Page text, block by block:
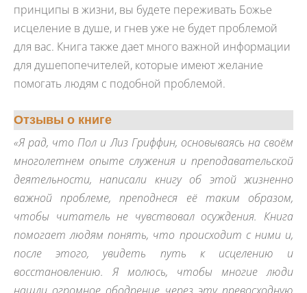
принципы в жизни, вы будете переживать Божье
исцеление в душе, и гнев уже не будет проблемой
для вас. Книга также дает много важной информации
для душепопечителей, которые имеют желание
помогать людям с подобной проблемой.
Отзывы о книге
«Я рад, что Пол и Лиз Гриффин, основываясь на своём
многолетнем опыте служения и преподавательской
деятельности, написали книгу об этой жизненно
важной проблеме, преподнеся её таким образом,
чтобы читатель не чувствовал осуждения. Книга
помогает людям понять, что происходит с ними и,
после этого, увидеть путь к исцелению и
восстановлению. Я молюсь, чтобы многие люди